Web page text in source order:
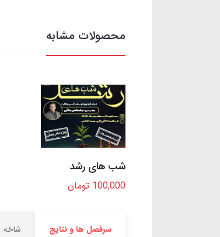
محصولات مشابه
شب های رشد
100,000 تومان
سرفصل ها و نتایج شاخه